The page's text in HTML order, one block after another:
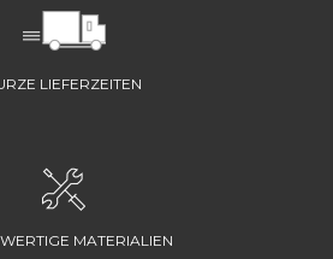
LIEFERZEITEN
MATERIALIEN